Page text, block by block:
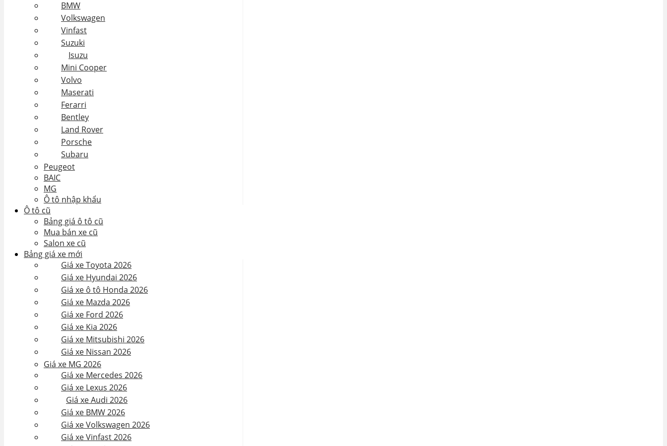
BMW
Volkswagen
Vinfast
Suzuki
Isuzu
Mini Cooper
Volvo
Maserati
Ferarri
Bentley
Land Rover
Porsche
Subaru
Peugeot
BAIC
MG
Ô tô nhập khẩu
Ô tô cũ
Bảng giá ô tô cũ
Mua bán xe cũ
Salon xe cũ
Bảng giá xe mới
Giá xe Toyota 2026
Giá xe Hyundai 2026
Giá xe ô tô Honda 2026
Giá xe Mazda 2026
Giá xe Ford 2026
Giá xe Kia 2026
Giá xe Mitsubishi 2026
Giá xe Nissan 2026
Giá xe MG 2026
Giá xe Mercedes 2026
Giá xe Lexus 2026
Giá xe Audi 2026
Giá xe BMW 2026
Giá xe Volkswagen 2026
Giá xe Vinfast 2026